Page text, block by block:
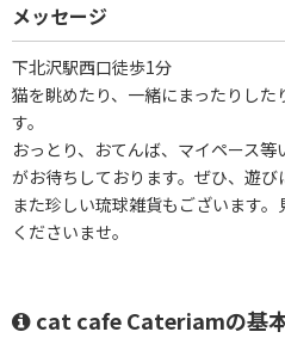
メッセージ
下北沢駅西口徒歩1分
猫を眺めたり、一緒にまったりし
す。
おっとり、おてんば、マイペース
がお待ちしております。ぜひ、遊び
また珍しい琉球雑貨もございます
くださいませ。
cat cafe Cateriamの基